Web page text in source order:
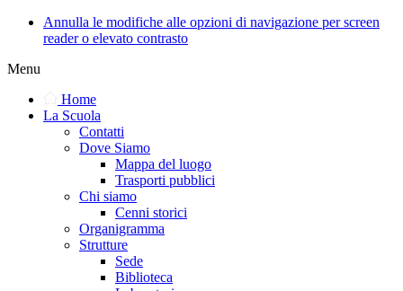
Annulla le modifiche alle opzioni di navigazione per screen
reader o elevato contrasto
Menu
Home
La Scuola
Contatti
Dove Siamo
Mappa del luogo
Trasporti pubblici
Chi siamo
Cenni storici
Organigramma
Strutture
Sede
Biblioteca